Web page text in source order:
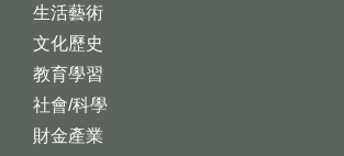
生活藝術
文化歷史
教育學習
社會/科學
財金產業